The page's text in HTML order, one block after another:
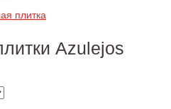
плитка
Azulejos